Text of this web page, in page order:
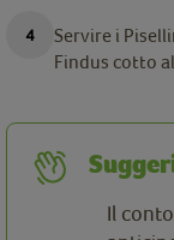
Servire i
Findus cotto
Il